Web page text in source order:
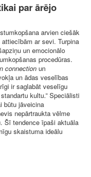
par ārējo
arvien ciešāk
ar sevi. Turpina
un emocionālo
procedūras.
connection un
un ādas veselības
ir saglabāt veselīgu
kultu.” Speciālisti
būtu jāveicina
nepārtraukta vēlme
Šī tendence īpaši aktuāla
skaistuma ideālu